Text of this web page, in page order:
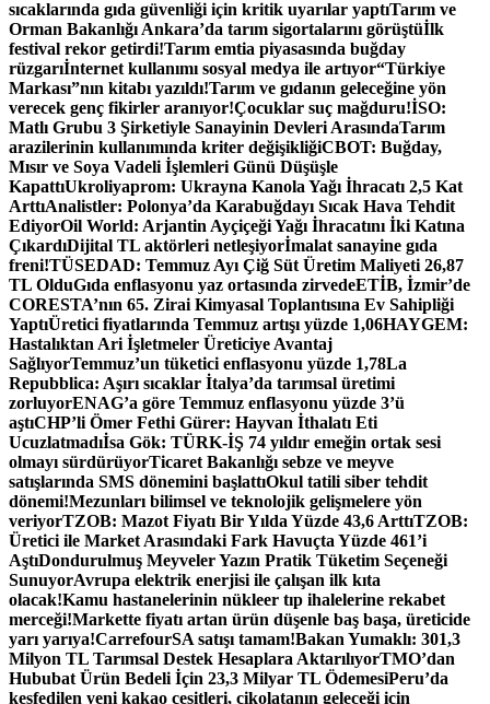
sıcaklarında gıda güvenliği için kritik uyarılar yaptıTarım ve
Orman Bakanlığı Ankara’da tarım sigortalarını görüştüİlk
festival rekor getirdi!Tarım emtia piyasasında buğday
rüzgarıİnternet kullanımı sosyal medya ile artıyor“Türkiye
Markası”nın kitabı yazıldı!Tarım ve gıdanın geleceğine yön
verecek genç fikirler aranıyor!Çocuklar suç mağduru!İSO:
Matlı Grubu 3 Şirketiyle Sanayinin Devleri ArasındaTarım
arazilerinin kullanımında kriter değişikliğiCBOT: Buğday,
Mısır ve Soya Vadeli İşlemleri Günü Düşüşle
KapattıUkroliyaprom: Ukrayna Kanola Yağı İhracatı 2,5 Kat
ArttıAnalistler: Polonya’da Karabuğdayı Sıcak Hava Tehdit
EdiyorOil World: Arjantin Ayçiçeği Yağı İhracatını İki Katına
ÇıkardıDijital TL aktörleri netleşiyorİmalat sanayine gıda
freni!TÜSEDAD: Temmuz Ayı Çiğ Süt Üretim Maliyeti 26,87
TL OlduGıda enflasyonu yaz ortasında zirvedeETİB, İzmir’de
CORESTA’nın 65. Zirai Kimyasal Toplantısına Ev Sahipliği
YaptıÜretici fiyatlarında Temmuz artışı yüzde 1,06HAYGEM:
Hastalıktan Ari İşletmeler Üreticiye Avantaj
SağlıyorTemmuz’un tüketici enflasyonu yüzde 1,78La
Repubblica: Aşırı sıcaklar İtalya’da tarımsal üretimi
zorluyorENAG’a göre Temmuz enflasyonu yüzde 3’ü
aştıCHP’li Ömer Fethi Gürer: Hayvan İthalatı Eti
Ucuzlatmadıİsa Gök: TÜRK-İŞ 74 yıldır emeğin ortak sesi
olmayı sürdürüyorTicaret Bakanlığı sebze ve meyve
satışlarında SMS dönemini başlattıOkul tatili siber tehdit
dönemi!Mezunları bilimsel ve teknolojik gelişmelere yön
veriyorTZOB: Mazot Fiyatı Bir Yılda Yüzde 43,6 ArttıTZOB:
Üretici ile Market Arasındaki Fark Havuçta Yüzde 461’i
AştıDondurulmuş Meyveler Yazın Pratik Tüketim Seçeneği
SunuyorAvrupa elektrik enerjisi ile çalışan ilk kıta
olacak!Kamu hastanelerinin nükleer tıp ihalelerine rekabet
merceği!Markette fiyatı artan ürün düşenle baş başa, üreticide
yarı yarıya!CarrefourSA satışı tamam!Bakan Yumaklı: 301,3
Milyon TL Tarımsal Destek Hesaplara AktarılıyorTMO’dan
Hububat Ürün Bedeli İçin 23,3 Milyar TL ÖdemesiPeru’da
keşfedilen yeni kakao çeşitleri, çikolatanın geleceği için